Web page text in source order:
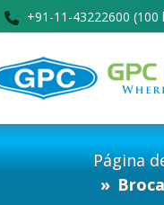
+91-11-43222600 (100
Página